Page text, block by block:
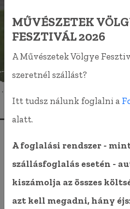
MŰVÉSZETEK
FESZTIVÁL 2026
A Művészetek Völgye
szeretnél szállást?
Itt tudsz nálunk foglalni a
alatt.
A foglalási rendszer -
szállásfoglalás esetén -
kiszámolja az összes
azt kell megadni, hány